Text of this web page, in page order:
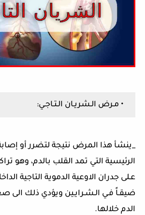
• مـرض الـشريـان الـتـاجـي:
_ينشأ هذا المرض نتيجة لتضرر أو إصابة
الرئيسية التي تمد القلب بالدم، وهو
عـلى جدران الاوعية الدموية التاجية
ضيقـاً فـي الـشـرايـين ويؤدي ذلك الى
الدم خلالها.